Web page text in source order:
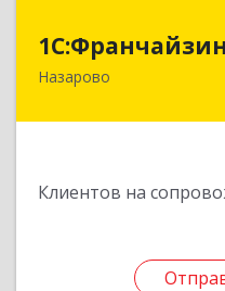
Назарово
Клиентов на
662200,